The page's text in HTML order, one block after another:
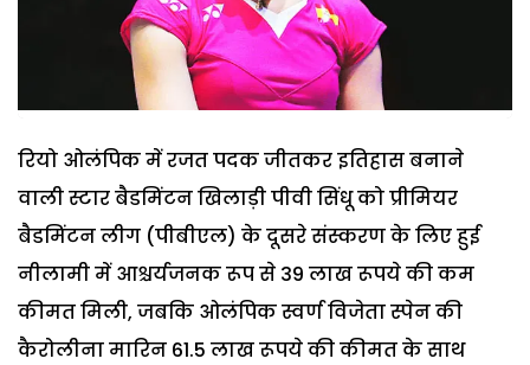
रियो ओलंपिक में रजत पदक जीतकर इतिहास बनाने
वाली स्टार बैडमिंटन खिलाड़ी पीवी सिंधू को प्रीमियर
बैडमिंटन लीग (पीबीएल) के दूसरे संस्करण के लिए हुई
नीलामी में आश्चर्यजनक रूप से 39 लाख रूपये की कम
कीमत मिली, जबकि ओलंपिक स्वर्ण विजेता स्पेन की
कैरोलीना मारिन 61.5 लाख रूपये की कीमत के साथ